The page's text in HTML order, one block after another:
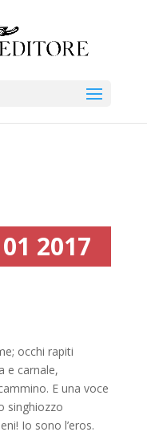
2017
occhi rapiti
e carnale,
E una voce
singhiozzo
Io sono l’eros.